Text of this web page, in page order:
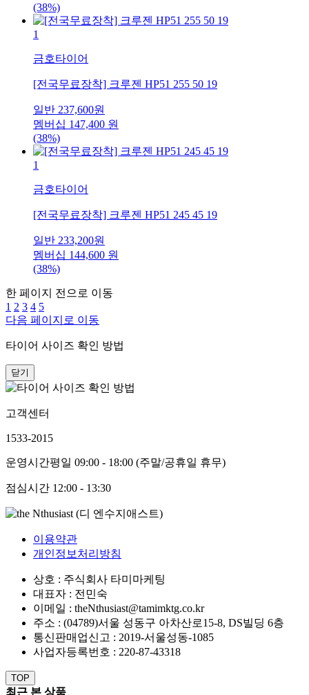
(38%)
1
금호타이어
[전국무료장착] 크루젠 HP51 255 50 19
일반 237,600원
멤버십 147,400 원
(38%)
1
금호타이어
[전국무료장착] 크루젠 HP51 245 45 19
일반 233,200원
멤버십 144,600 원
(38%)
한 페이지 전으로 이동
1 2 3 4 5
다음 페이지로 이동
타이어 사이즈 확인 방법
닫기
고객센터
1533-2015
운영시간평일 09:00 - 18:00 (주말/공휴일 휴무)
점심시간 12:00 - 13:30
이용약관
개인정보처리방침
상호 : 주식회사 타미마케팅
대표자 : 전민숙
이메일 : theNthusiast@tamimktg.co.kr
주소 : (04789)서울 성동구 아차산로15-8, DS빌딩 6층
통신판매업신고 : 2019-서울성동-1085
사업자등록번호 : 220-87-43318
TOP
최근 본 상품